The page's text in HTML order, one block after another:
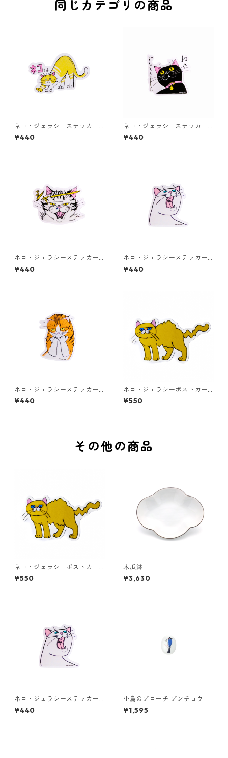
同じカテゴリの商品
ネコ・ジェラシーステッカー
クリーム
¥440
ネコ・ジェラシーステッカー
くろねこ
¥440
ネコ・ジェラシーステッカー
タビー
¥440
ネコ・ジェラシーステッカー
しろねこ
¥440
ネコ・ジェラシーステッカー
ちゃとら
¥440
ネコ・ジェラシーポストカー
ド ゴールド
¥550
その他の商品
ネコ・ジェラシーポストカー
ド ゴールド
¥550
木瓜鉢
¥3,630
ネコ・ジェラシーステッカー
しろねこ
¥440
小鳥のブローチ ブンチョウ
¥1,595